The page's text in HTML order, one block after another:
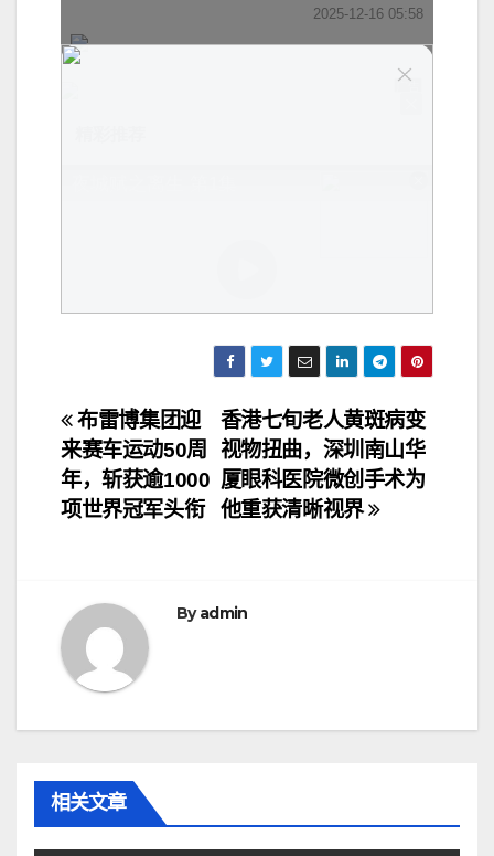
文
章
导
香港七旬老人黄斑病变
视物扭曲，深圳南山华
厦眼科医院微创手术为
他重获清晰视界
布雷博集团迎
来赛车运动50周
年，斩获逾1000
项世界冠军头衔
Byadmin
相关文章